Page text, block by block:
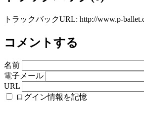
トラックバックURL: http://www.p-
コメントする
名前
電子メール
URL
ログイン情報を記憶